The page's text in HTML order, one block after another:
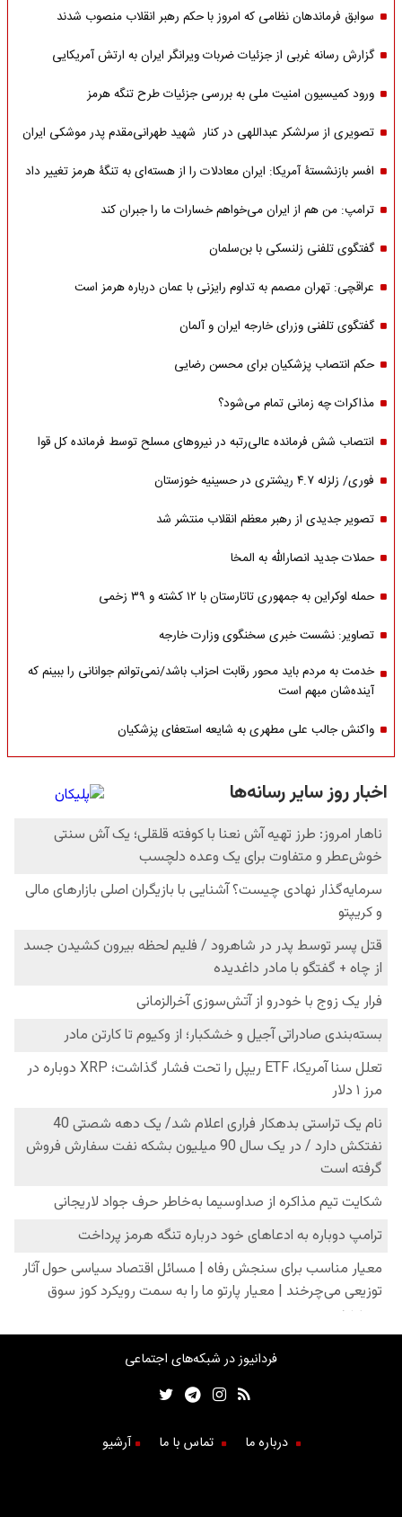
سوابق فرماندهان نظامی که امروز با حکم رهبر انقلاب منصوب شدند
گزارش رسانه غربی از جزئیات ضربات ویرانگر ایران به ارتش آمریکایی
ورود کمیسیون امنیت ملی به بررسی جزئیات طرح تنگه هرمز
تصویری از سرلشکر عبداللهی در کنار شهید طهرانی‌مقدم پدر موشکی ایران
افسر بازنشستۀ آمریکا: ایران معادلات را از هسته‌ای به تنگۀ هرمز تغییر داد
ترامپ: من هم از ایران می‌خواهم خسارات ما را جبران کند
گفتگوی تلفنی زلنسکی با بن‌سلمان
عراقچی: تهران مصمم به تداوم رایزنی با عمان درباره هرمز است
گفتگوی تلفنی وزرای خارجه ایران و آلمان
حکم انتصاب پزشکیان برای محسن رضایی
مذاکرات چه زمانی تمام می‌شود؟
انتصاب شش فرمانده عالی‌رتبه در نیروهای مسلح توسط فرمانده کل قوا
فوری/ زلزله ۴.۷ ریشتری در حسینیه خوزستان
تصویر جدیدی از رهبر معظم انقلاب منتشر شد
حملات جدید انصارالله به المخا
حمله اوکراین به جمهوری تاتارستان با ۱۲ کشته و ۳۹ زخمی
تصاویر: نشست خبری سخنگوی وزارت خارجه
خدمت به مردم باید محور رقابت احزاب باشد/نمی‌توانم جوانانی را ببینم که
آینده‌شان مبهم است
واکنش جالب علی مطهری به شایعه استعفای پزشکیان
فردانیوز در شبکه‌های اجتماعی
درباره ما تماس با ما آرشیو